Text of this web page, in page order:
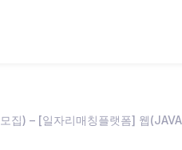
집) – [일자리매칭플랫폼] 웹